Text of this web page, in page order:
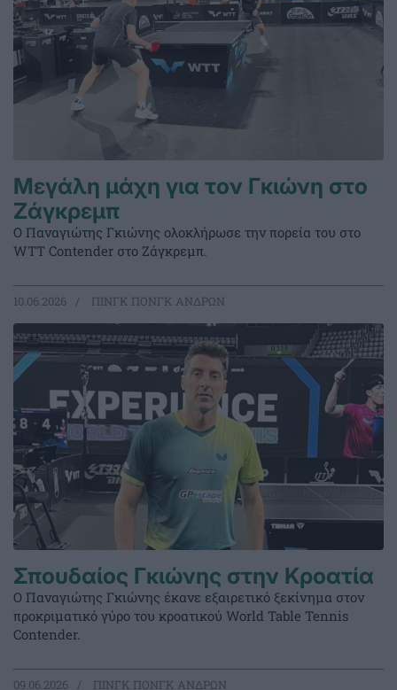
Μεγάλη μάχη για τον Γκιώνη στο
Ζάγκρεμπ
Ο Παναγιώτης Γκιώνης ολοκλήρωσε την πορεία του στο
WTT Contender στο Ζάγκρεμπ.
10.06.2026 ΠΙΝΓΚ ΠΟΝΓΚ ΑΝΔΡΩΝ
Σπουδαίος Γκιώνης στην Κροατία
Ο Παναγιώτης Γκιώνης έκανε εξαιρετικό ξεκίνημα στον
προκριματικό γύρο του κροατικού World Table Tennis
Contender.
09.06.2026 ΠΙΝΓΚ ΠΟΝΓΚ ΑΝΔΡΩΝ